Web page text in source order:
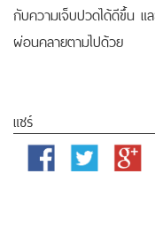
กับความเจ็บปวดได้ดีขึ้น
ผ่อนคลายตามไปด้วย
แชร์
Facebook Twitter
Google